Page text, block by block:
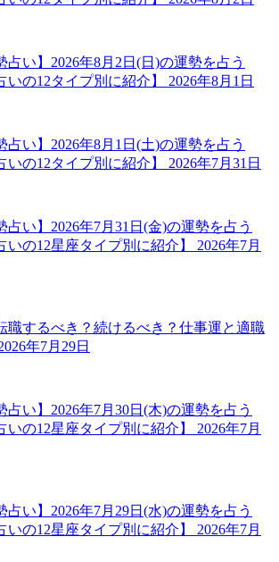
占い】2026年8月2日(日)の運勢を占う
いの12タイプ別に紹介】
2026年8月1日
占い】2026年8月1日(土)の運勢を占う
いの12タイプ別に紹介】
2026年7月31日
占い】2026年7月31日(金)の運勢を占う
いの12星座タイプ別に紹介】
2026年7月
職するべき？続けるべき？仕事運と適職
年7月29日
占い】2026年7月30日(木)の運勢を占う
いの12星座タイプ別に紹介】
2026年7月
占い】2026年7月29日(水)の運勢を占う
いの12星座タイプ別に紹介】
2026年7月